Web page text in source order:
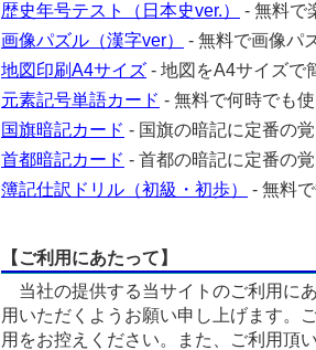
歴史年号テスト（日本史ver.）
- 無料で
画像パズル（漢字ver）
- 無料で画像パ
地図印刷A4サイズ - 地図をA4サイズで
元素記号単語カード - 無料で何時でも
国旗暗記カード - 国旗の暗記に定番の
首都暗記カード - 首都の暗記に定番の
簿記仕訳ドリル（初級・初歩）
- 無料
【ご利用にあたって】
当社の提供する当サイトのご利用に
用いただくようお願い申し上げます。
用をお控えください。また、ご利用頂